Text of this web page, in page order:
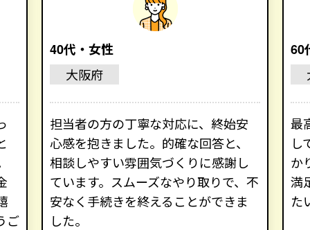
ご
40代・女性
大阪府
担当者の方の丁寧な対応に、終始安
心感を抱きました。的確な回答と、
相談しやすい雰囲気づくりに感謝し
ています。スムーズなやり取りで、不
安なく手続きを終えることができま
した。
60
最
し
か
満
た